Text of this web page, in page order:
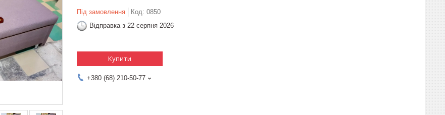
Під замовлення Код: 0850
Відправка з 22 серпня 2026
Купити
+380 (68) 210-50-77